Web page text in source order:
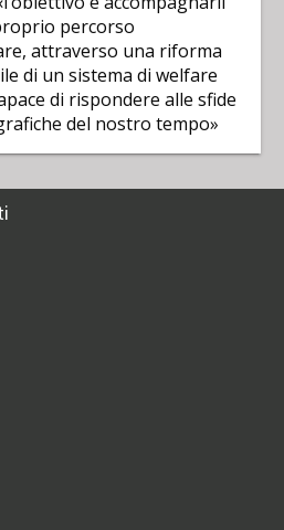
percorso
attraverso una riforma
di un sistema di welfare
di rispondere alle sfide
del nostro tempo»